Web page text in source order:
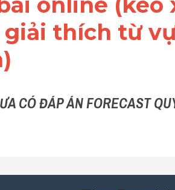
giải thích từ
CÓ ĐÁP ÁN FORECAST